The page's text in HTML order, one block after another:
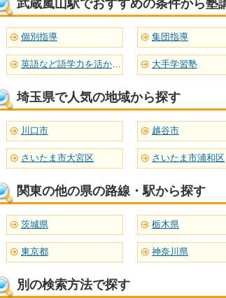
武蔵嵐山駅でおすすめの条件から塾
個別指導 集団指導
英語など語学力を活かせる 大手学習塾
埼玉県で人気の地域から探す
川口市 越谷市
さいたま市大宮区 さいたま市浦和区
関東の他の県の路線・駅から探す
茨城県 栃木県
東京都 神奈川県
別の検索方法で探す